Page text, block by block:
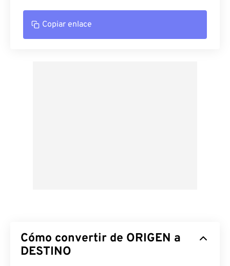
Copiar enlace
Cómo convertir de ORIGEN a
DESTINO